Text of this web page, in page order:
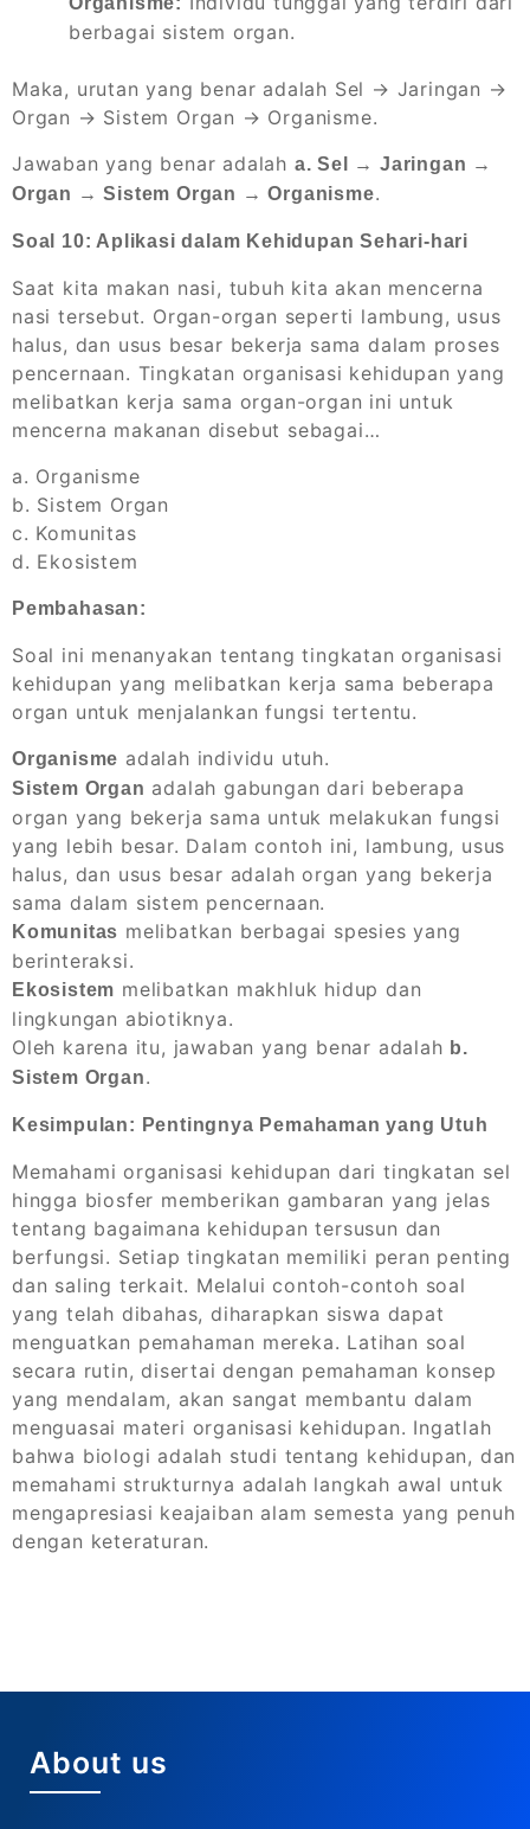
berbagai sistem organ.
Maka, urutan yang benar adalah Sel → Jaringan →
Organ → Sistem Organ → Organisme.
Jawaban yang benar adalah a. Sel → Jaringan →
Organ → Sistem Organ → Organisme.
Soal 10: Aplikasi dalam Kehidupan Sehari-hari
Saat kita makan nasi, tubuh kita akan mencerna
nasi tersebut. Organ-organ seperti lambung, usus
halus, dan usus besar bekerja sama dalam proses
pencernaan. Tingkatan organisasi kehidupan yang
melibatkan kerja sama organ-organ ini untuk
mencerna makanan disebut sebagai…
a. Organisme
b. Sistem Organ
c. Komunitas
d. Ekosistem
Pembahasan:
Soal ini menanyakan tentang tingkatan organisasi
kehidupan yang melibatkan kerja sama beberapa
organ untuk menjalankan fungsi tertentu.
Organisme adalah individu utuh.
Sistem Organ adalah gabungan dari beberapa
organ yang bekerja sama untuk melakukan fungsi
yang lebih besar. Dalam contoh ini, lambung, usus
halus, dan usus besar adalah organ yang bekerja
sama dalam sistem pencernaan.
Komunitas melibatkan berbagai spesies yang
berinteraksi.
Ekosistem melibatkan makhluk hidup dan
lingkungan abiotiknya.
Oleh karena itu, jawaban yang benar adalah b.
Sistem Organ.
Kesimpulan: Pentingnya Pemahaman yang Utuh
Memahami organisasi kehidupan dari tingkatan sel
hingga biosfer memberikan gambaran yang jelas
tentang bagaimana kehidupan tersusun dan
berfungsi. Setiap tingkatan memiliki peran penting
dan saling terkait. Melalui contoh-contoh soal
yang telah dibahas, diharapkan siswa dapat
menguatkan pemahaman mereka. Latihan soal
secara rutin, disertai dengan pemahaman konsep
yang mendalam, akan sangat membantu dalam
menguasai materi organisasi kehidupan. Ingatlah
bahwa biologi adalah studi tentang kehidupan, dan
memahami strukturnya adalah langkah awal untuk
mengapresiasi keajaiban alam semesta yang penuh
dengan keteraturan.
About us